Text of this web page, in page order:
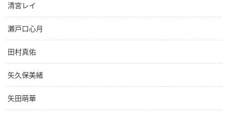
清宮レイ
瀬戸口心月
田村真佑
矢久保美緒
矢田萌華